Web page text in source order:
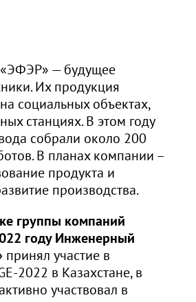
«ЭФЭР» — будущее
Их продукция
социальных объектах,
станциях. В этом году
собрали около 200
В планах компании –
продукта и
производства.
группы компаний
году Инженерный
принял участие в
2022 в Казахстане, в
участвовал в